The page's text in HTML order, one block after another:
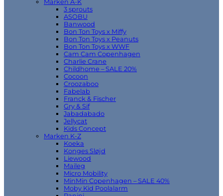
Marken A-K
3 sprouts
ASOBU
Banwood
Bon Ton Toys x Miffy
Bon Ton Toys x Peanuts
Bon Ton Toys x WWF
Cam Cam Copenhagen
Charlie Crane
Childhome – SALE 20%
Cocoon
Croozaboo
Fabelab
Franck & Fischer
Gry & Sif
Jabadabado
Jellycat
Kids Concept
Marken K-Z
Koeka
Konges Sløjd
Liewood
Maileg
Micro Mobility
MinMin Copenhagen – SALE 40%
Moby Kid Poolalarm